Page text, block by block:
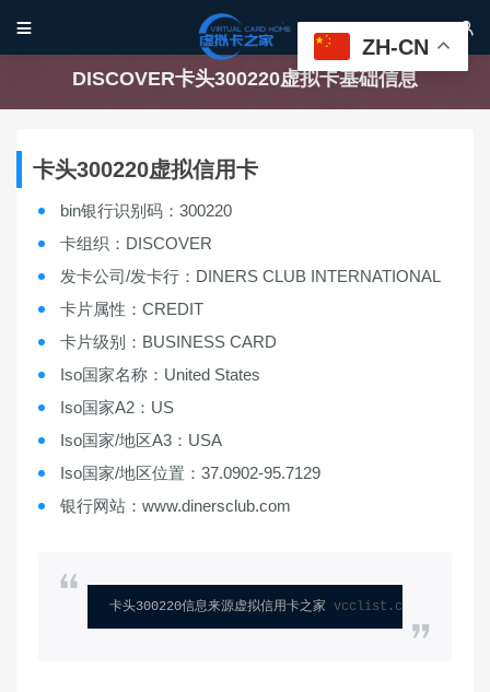
 
DISCOVER卡头300220虚拟卡基础信息
卡头300220虚拟信用卡
bin银行识别码：300220
卡组织：DISCOVER
发卡公司/发卡行：DINERS CLUB INTERNATIONAL
卡片属性：CREDIT
卡片级别：BUSINESS CARD
Iso国家名称：United States
Iso国家A2：US
Iso国家/地区A3：USA
Iso国家/地区位置：37.0902-95.7129
银行网站：www.dinersclub.com
卡头300220信息来源虚拟信用卡之家 vcclist.com
ZH-CN